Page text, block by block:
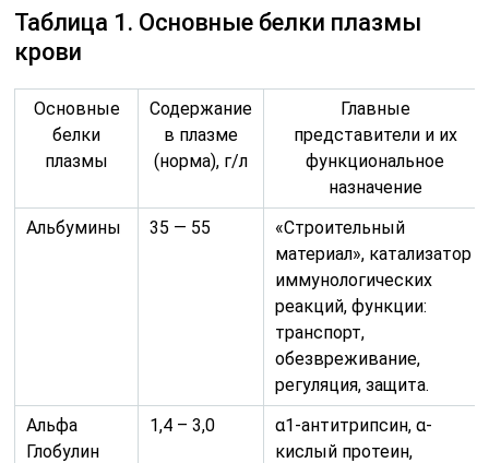
Таблица 1. Основные белки плазмы
крови
Основные
белки
плазмы
Содержание
в плазме
(норма), г/л
Главные
представители и их
функциональное
назначение
Альбумины
35 — 55
«Строительный
материал», катализатор
иммунологических
реакций, функции:
транспорт,
обезвреживание,
регуляция, защита.
Альфа
Глобулин
1,4 – 3,0
α1-антитрипсин, α-
кислый протеин,